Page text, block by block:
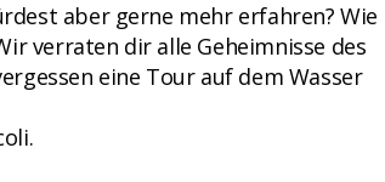
aber gerne mehr erfahren? Wie
verraten dir alle Geheimnisse des
eine Tour auf dem Wasser